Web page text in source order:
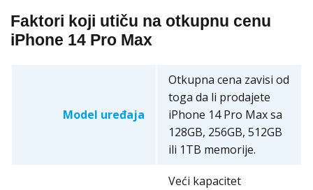
Faktori koji utiču na otkupnu cenu
iPhone 14 Pro Max
Model uređaja
Otkupna cena zavisi od
toga da li prodajete
iPhone 14 Pro Max sa
128GB, 256GB, 512GB
ili 1TB memorije.
Veći kapacitet